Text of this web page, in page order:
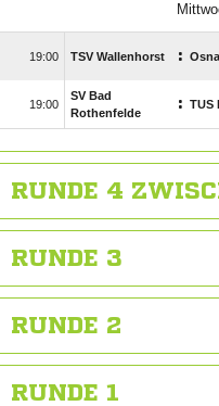
 TSV Wallenhorst :

SV Bad
Rothenfelde
: TUS
RUNDE 4
RUNDE 3
RUNDE 2
RUNDE 1